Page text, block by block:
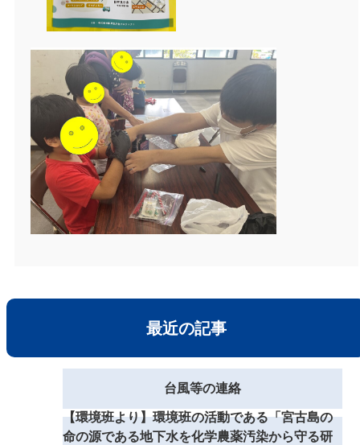
最近の記事
台風等の連絡
【環境班より】環境班の活動である「宮古島の
命の源である地下水を化学農薬汚染から守る研